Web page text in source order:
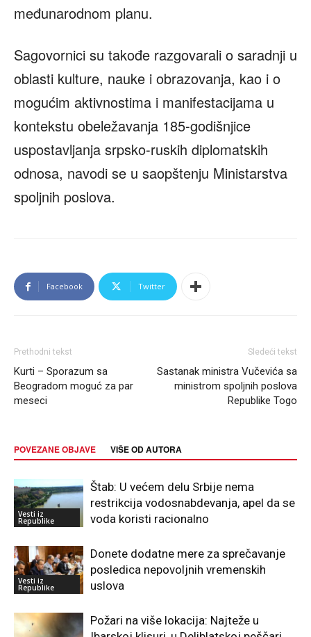
međunarodnom planu.
Sagovornici su takođe razgovarali o saradnji u
oblasti kulture, nauke i obrazovanja, kao i o
mogućim aktivnostima i manifestacijama u
kontekstu obeležavanja 185-godišnjice
uspostavljanja srpsko-ruskih diplomatskih
odnosa, navodi se u saopštenju Ministarstva
spoljnih poslova.
Facebook Twitter
Prethodni tekst
Kurti – Sporazum sa
Beogradom moguć za par
meseci
Sledeći tekst
Sastanak ministra Vučevića sa
ministrom spoljnih poslova
Republike Togo
POVEZANE OBJAVE VIŠE OD AUTORA
Vesti iz
Republike
Štab: U većem delu Srbije nema
restrikcija vodosnabdevanja, apel da se
voda koristi racionalno
Vesti iz
Republike
Donete dodatne mere za sprečavanje
posledica nepovoljnih vremenskih
uslova
Požari na više lokacija: Najteže u